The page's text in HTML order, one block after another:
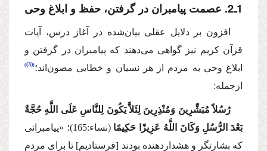
1ـ2. عصمت پیامبران در گرفتن، حفظ و ابلاغ وحی
افزون بر دلایل عقلی بیان‌شده در آغاز درس، آیات
قرآن كریم نیز گواهی می‌دهند كه پیامبران در گرفتن و
ابلاغ وحی به مردم از هر نسیان و خطایی مصون‌اند؛ (3)
ازجمله:
رُسُلاً مُبَشِّرِینَ وَمُنْذِرِینَ لِئَلاَّ یَكُونَ لِلنَّاسِ عَلَی اللَّهِ حُجَّةٌ
بَعْدَ الرُّسُلِ وَكَانَ اللَّهُ عَزِیزًا حَكِیمًا (نساء:165)؛
«پیامبرانی
كه بشارتگر و هشداردهنده بودند [فرستادیم] تا برای مردم